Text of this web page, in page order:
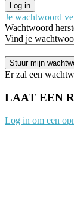
Je wachtwoord
Wachtwoord
Vind je
Er zal een
LAAT EEN
Log in om een